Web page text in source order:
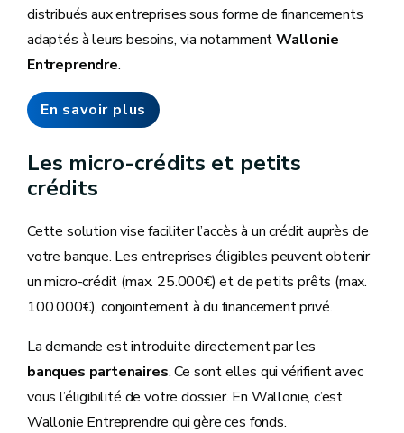
distribués aux entreprises sous forme de financements
adaptés à leurs besoins, via notammentWallonie
Entreprendre.
En savoir plus
Les micro-crédits et petits
crédits
Cette solution vise faciliter l’accès à un crédit auprès de
votre banque. Les entreprises éligibles peuvent obtenir
un micro-crédit (max. 25.000€) et de petits prêts (max.
100.000€), conjointement à du financement privé.
La demande est introduite directement par les
banques partenaires. Ce sont elles qui vérifient avec
vous l’éligibilité de votre dossier. En Wallonie, c’est
Wallonie Entreprendre qui gère ces fonds.